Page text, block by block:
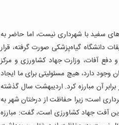
سفید با شهرداری نیست، اما حاضر به
دانشگاه گیاه‌پزشکی صورت گرفته، قرار
دفع آفات، وزارت جهاد کشاورزی و مرکز
دارد، هیچ‌ مسئولیتی برای ما ایجاد
آن مبارزه کرد. اردیبهشت سال گذشته
است؛ زیرا حفاظت از درختان شهر به
آفت جهاد کشاورزی است، گفت: مبارزه